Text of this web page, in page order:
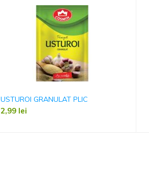
USTUROI GRANULAT PLIC
2,99 lei